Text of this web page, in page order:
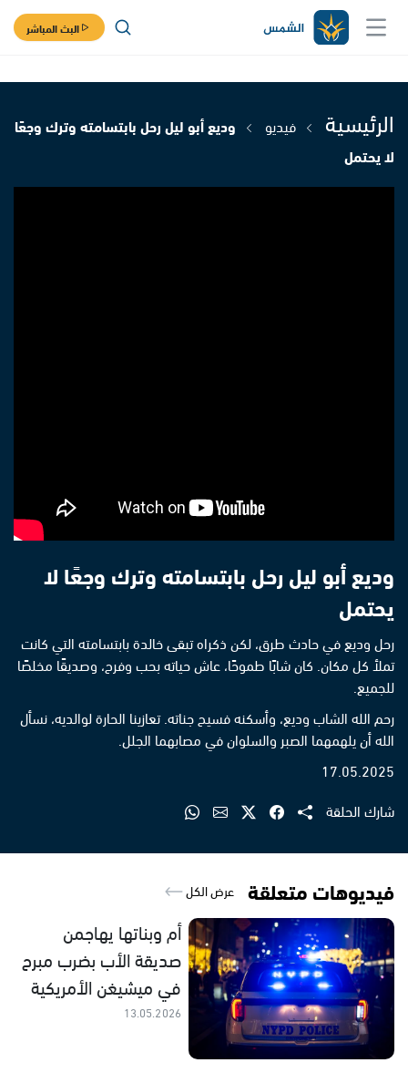
البث المباشر
الرئيسية فيديو
وديع أبو ليل رحل بابتسامته وترك وجعًا
لا يحتمل
وديع أبو ليل رحل بابتسامته وترك وجعًا لا
يحتمل
رحل وديع في حادث طرق، لكن ذكراه تبقى خالدة بابتسامته التي كانت
تملأ كل مكان. كان شابًا طموحًا، عاش حياته بحب وفرح، وصديقًا مخلصًا
للجميع.
رحم الله الشاب وديع، وأسكنه فسيح جناته. تعازينا الحارة لوالديه، نسأل
الله أن يلهمهما الصبر والسلوان في مصابهما الجلل.
17.05.2025
شارك الحلقة
فيديوهات متعلقة عرض الكل
أم وبناتها يهاجمن
صديقة الأب بضرب مبرح
في ميشيغن الأمريكية
13.05.2026